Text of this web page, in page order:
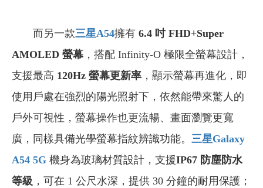
而另一款三星A54擁有 6.4 吋 FHD+Super
AMOLED 螢幕 ，搭配 Infinity-O 極限全螢幕設計，
支援最高 120Hz 螢幕更新率 ，顯示螢幕再進化，即
使用戶處在強烈的陽光照射下，依然能帶來驚人的
戶外可視性，螢幕操作也更流暢、畫面瀏覽更寬
廣，同樣具備光學螢幕指紋辨識功能。 三星Galaxy
A54 5G 機身為玻璃材質設計，支援IP67 防塵防水
等級 ，可在 1 公尺水深，提供 30 分鐘的耐用保護；